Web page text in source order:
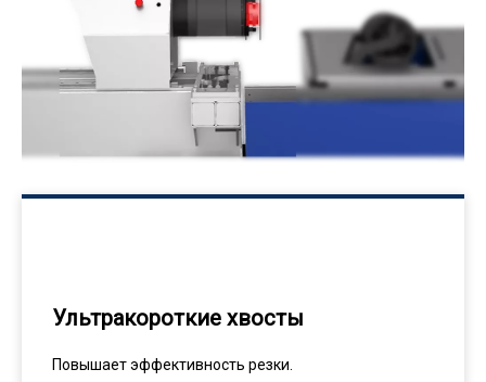
Ультракороткие хвосты
Повышает эффективность резки.